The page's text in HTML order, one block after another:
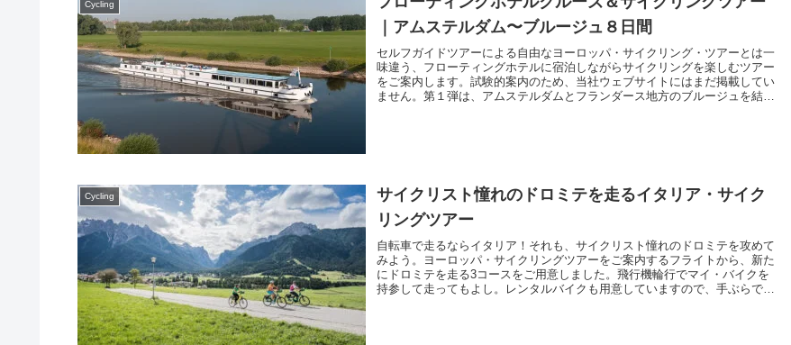
Cycling
｜アムステルダム〜ブルージュ８日間
セルフガイドツアーによる自由なヨーロッパ・サイクリング・ツアーとは一
味違う、フローティングホテルに宿泊しながらサイクリングを楽しむツアー
をご案内します。試験的案内のため、当社ウェブサイトにはまだ掲載してい
ません。第１弾は、アムステルダムとフランダース地方のブルージュを結ぶ
Cycling
サイクリスト憧れのドロミテを走るイタリア・サイク
リングツアー
自転車で走るならイタリア！それも、サイクリスト憧れのドロミテを攻めて
みよう。ヨーロッパ・サイクリングツアーをご案内するフライトから、新た
にドロミテを走る3コースをご用意しました。飛行機輪行でマイ・バイクを
持参して走ってもよし。レンタルバイクも用意していますので、手ぶらでイ